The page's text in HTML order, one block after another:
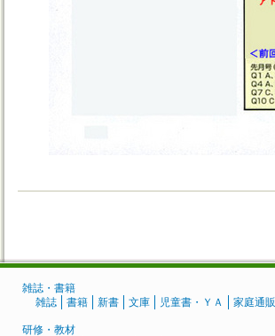
雑誌・書籍
雑誌
書籍 新書 文庫 児童書・ＹＡ 家庭通販
研修・教材